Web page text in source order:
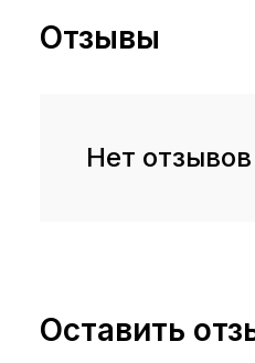
Отзывы
Нет
Оставить